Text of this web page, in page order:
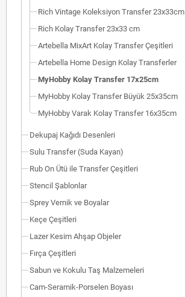
Rich Vintage Koleksiyon Transfer 23x33cm
Rich Kolay Transfer 23x33 cm
Artebella MixArt Kolay Transfer Çeşitleri
Artebella Home Design Kolay Transferler
MyHobby Kolay Transfer 17x25cm
MyHobby Kolay Transfer Büyük 25x35cm
MyHobby Varak Kolay Transfer 16x35cm
Dekupaj Kağıdı Desenleri
Sulu Transfer (Suda Kayan)
Rub On Ütü ile Transfer Çeşitleri
Stencil Şablonlar
Sprey Vernik ve Boyalar
Keçe Çeşitleri
Lazer Kesim Ahşap Objeler
Fırça Çeşitleri
Sabun ve Kokulu Taş Malzemeleri
Cam-Seramik-Porselen Boyası